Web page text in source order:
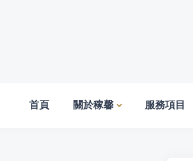
首頁 關於稼馨 服務項目